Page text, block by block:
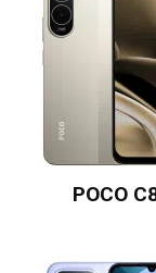
POCO